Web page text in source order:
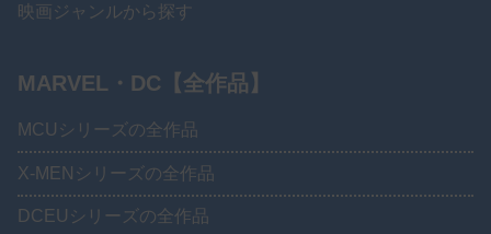
映画ジャンルから探す
MARVEL・DC【全作品】
MCUシリーズの全作品
X-MENシリーズの全作品
DCEUシリーズの全作品